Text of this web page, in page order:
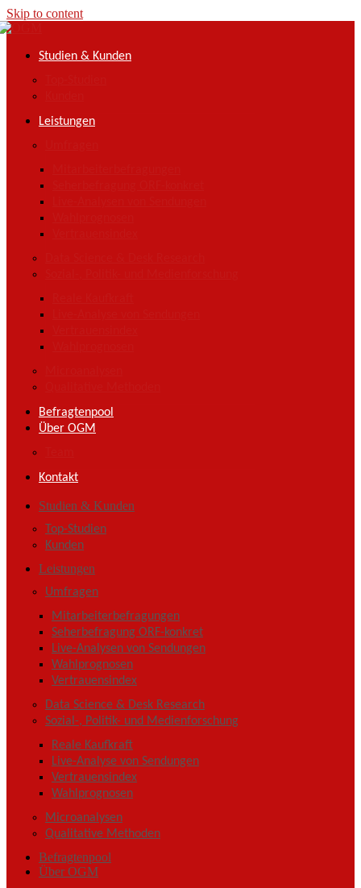
Skip to content
Studien & Kunden
Leistungen
Befragtenpool
Über OGM
Kontakt
Studien & Kunden
Top-Studien
Kunden
Leistungen
Umfragen
Mitarbeiterbefragungen
Seherbefragung ORF-konkret
Live-Analysen von Sendungen
Wahlprognosen
Vertrauensindex
Data Science & Desk Research
Sozial-, Politik- und Medienforschung
Reale Kaufkraft
Live-Analyse von Sendungen
Vertrauensindex
Wahlprognosen
Microanalysen
Qualitative Methoden
Befragtenpool
Über OGM